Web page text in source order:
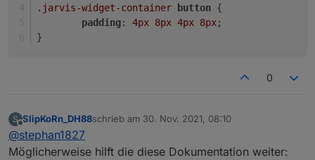
.jarvis-widget-container
button {
padding: 4px 8px 4px 8px;
}
0
S
Offline
SlipKoRn_DH88schrieb am 30. Nov. 2021, 08:10
zuletzt editiert von
@stephan1827
Möglicherweise hilft die diese Dokumentation weiter: